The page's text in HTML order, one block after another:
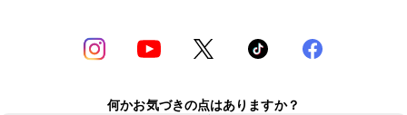
何かお気づきの点はありますか？